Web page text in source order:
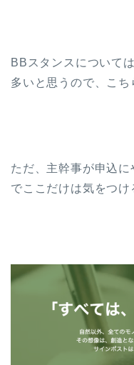
BBスタンスについて
多いと思うので、こち
ただ、主幹事が申込
でここだけは気をつ